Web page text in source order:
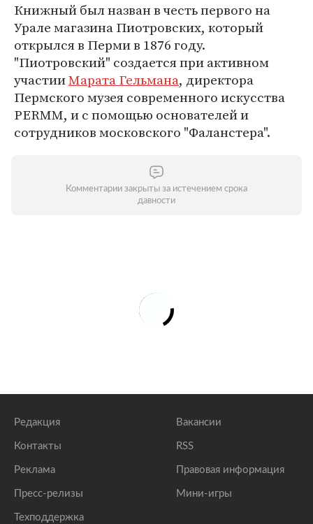
Книжный был назван в честь первого на
Урале магазина Пиотровских, который
открылся в Перми в 1876 году.
"Пиотровский" создается при активном
участииМарата Гельмана, директора
Пермского музея современного искусства
PERMM, и с помощью основателей и
сотрудников московского "Фаланстера".
Комментарии закрыты за истечением срока
давности
Редакция
Контакты
Реклама
Пресс-релизы
Техподдержка
Вакансии
RSS
Правовая информация
Мини-игры